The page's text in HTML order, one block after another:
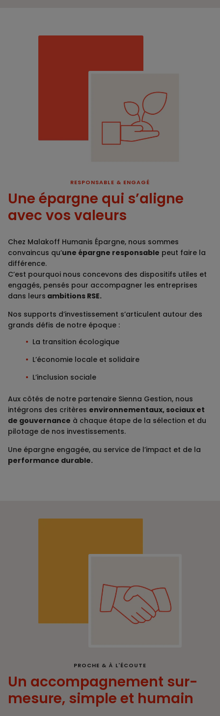
RESPONSABLE & ENGAGÉ
Une épargne qui s’aligne
avec vos valeurs
Chez Malakoff Humanis Épargne, nous sommes
convaincus qu’une épargne responsable peut faire la
différence.
C’est pourquoi nous concevons des dispositifs utiles et
engagés, pensés pour accompagner les entreprises
dans leurs ambitions RSE.
Nos supports d’investissement s’articulent autour des
grands défis de notre époque :
La transition écologique
L’économie locale et solidaire
L’inclusion sociale
Aux côtés de notre partenaire Sienna Gestion, nous
intégrons des critères environnementaux, sociaux et
de gouvernance à chaque étape de la sélection et du
pilotage de nos investissements.
Une épargne engagée, au service de l’impact et de la
performance durable.
PROCHE & À L'ÉCOUTE
Un accompagnement sur-
mesure, simple et humain